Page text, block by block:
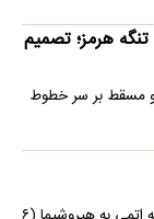
هرمز؛ تصمیم
و مسقط بر سر خطوط